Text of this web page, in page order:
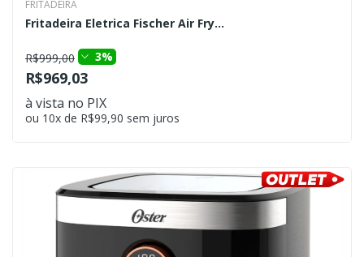
FRITADEIRA
Fritadeira Eletrica Fischer Air Fry...
R$999,00 3%
R$969,03
à vista no PIX
ou 10x de R$99,90 sem juros